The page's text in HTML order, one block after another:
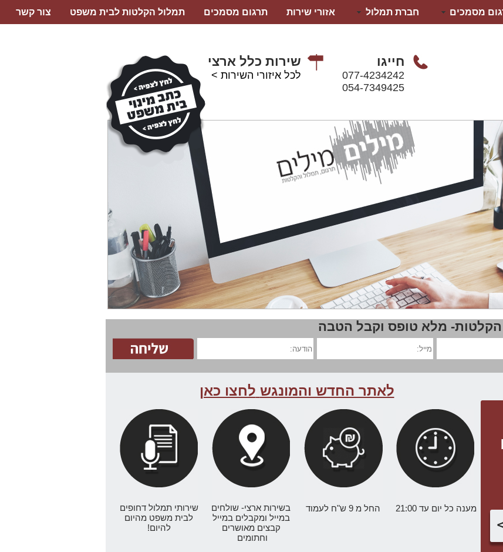
מסמכים חברת תמלול אזורי שירות תרגום מסמכים תמלול הקלטות לבית משפט צור קשר
חייגו
077-4234242
054-7349425
שירות כלל ארצי
לכל איזורי השירות >
מלא טופס וקבל הטבה
לאתר החדש והמונגש לחצו כאן
מענה כל יום עד 21:00 החל מ 9 ש"ח לעמוד
בשירות ארצי- שולחים
במייל ומקבלים במייל
קבצים מאושרים
וחתומים
שירותי תמלול דחופים
לבית משפט מהיום
להיום!